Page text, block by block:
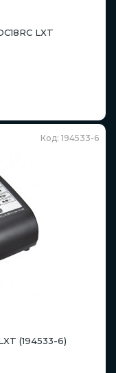
LXT
Код: 194533-6
(194533-6)